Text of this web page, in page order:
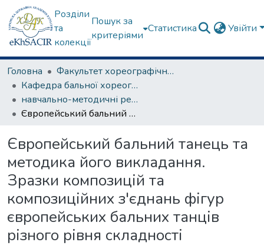
Розділи
та
колекції
Пошук за
критеріями
Статистика Увійти
Головна
Факультет хореографічного мистецтва
Кафедра бальної хореографії
навчально-методичні рекомендації, програми дисциплін
Європейський бальний танець та методика його викладання. Зразки композицій та композиційних з'єднань фігур європейських бальних танців різного рівня складності
Європейський бальний танець та
методика його викладання.
Зразки композицій та
композиційних з'єднань фігур
європейських бальних танців
різного рівня складності